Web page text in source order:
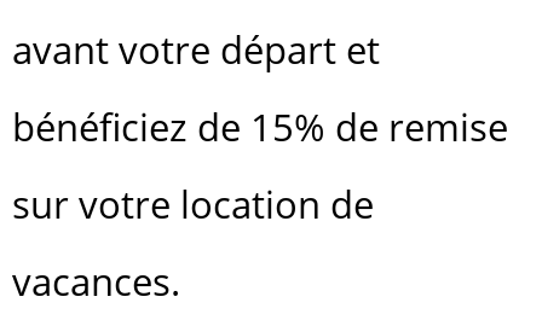
avant votre départ et
bénéficiez de 15% de remise
sur votre location de
vacances.